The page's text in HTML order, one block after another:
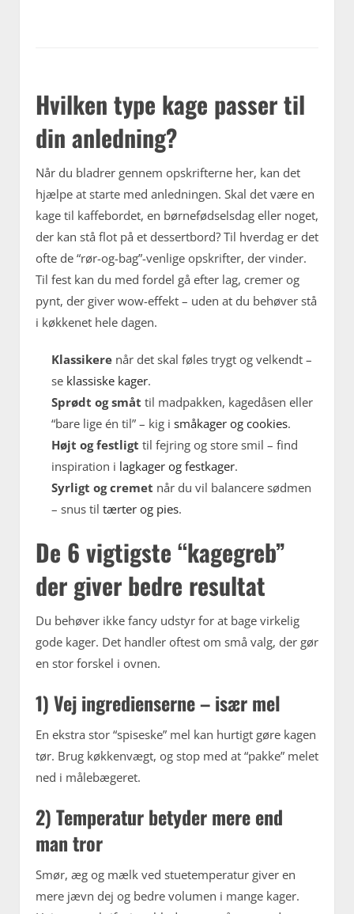
Hvilken type kage passer til
din anledning?
Når du bladrer gennem opskrifterne her, kan det
hjælpe at starte med anledningen. Skal det være en
kage til kaffebordet, en børnefødselsdag eller noget,
der kan stå flot på et dessertbord? Til hverdag er det
ofte de “rør-og-bag”-venlige opskrifter, der vinder.
Til fest kan du med fordel gå efter lag, cremer og
pynt, der giver wow-effekt – uden at du behøver stå
i køkkenet hele dagen.
Klassikere når det skal føles trygt og velkendt –
se klassiske kager.
Sprødt og småt til madpakken, kagedåsen eller
“bare lige én til” – kig i småkager og cookies.
Højt og festligt til fejring og store smil – find
inspiration i lagkager og festkager.
Syrligt og cremet når du vil balancere sødmen
– snus til tærter og pies.
De 6 vigtigste “kagegreb”
der giver bedre resultat
Du behøver ikke fancy udstyr for at bage virkelig
gode kager. Det handler oftest om små valg, der gør
en stor forskel i ovnen.
1) Vej ingredienserne – især mel
En ekstra stor “spiseske” mel kan hurtigt gøre kagen
tør. Brug køkkenvægt, og stop med at “pakke” melet
ned i målebægeret.
2) Temperatur betyder mere end
man tror
Smør, æg og mælk ved stuetemperatur giver en
mere jævn dej og bedre volumen i mange kager.